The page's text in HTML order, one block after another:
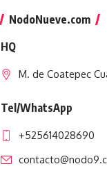
NodoNueve.com
HQ
M. de Coatepec
Tel/WhatsApp
+525614028690